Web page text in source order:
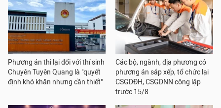
Phương án thi lại đối với thí sinh
Chuyên Tuyên Quang là "quyết
định khó khăn nhưng cần thiết"
Các bộ, ngành, địa phương có
phương án sắp xếp, tổ chức lại
CSGDĐH, CSGDNN công lập
trước 15/8